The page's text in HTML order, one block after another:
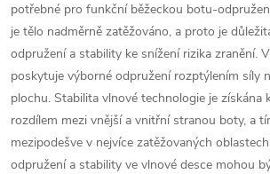
potřebné pro funkční běžeckou botu-
je tělo nadměrně zatěžováno, a proto je
odpružení a stability ke snížení rizika zranění.
poskytuje výborné odpružení rozptýlením síly
plochu. Stabilita vlnové technologie je získána
rozdílem mezi vnější a vnitřní stranou boty, a
mezipodešve v nejvíce zatěžovaných
odpružení a stability ve vlnové desce mohou